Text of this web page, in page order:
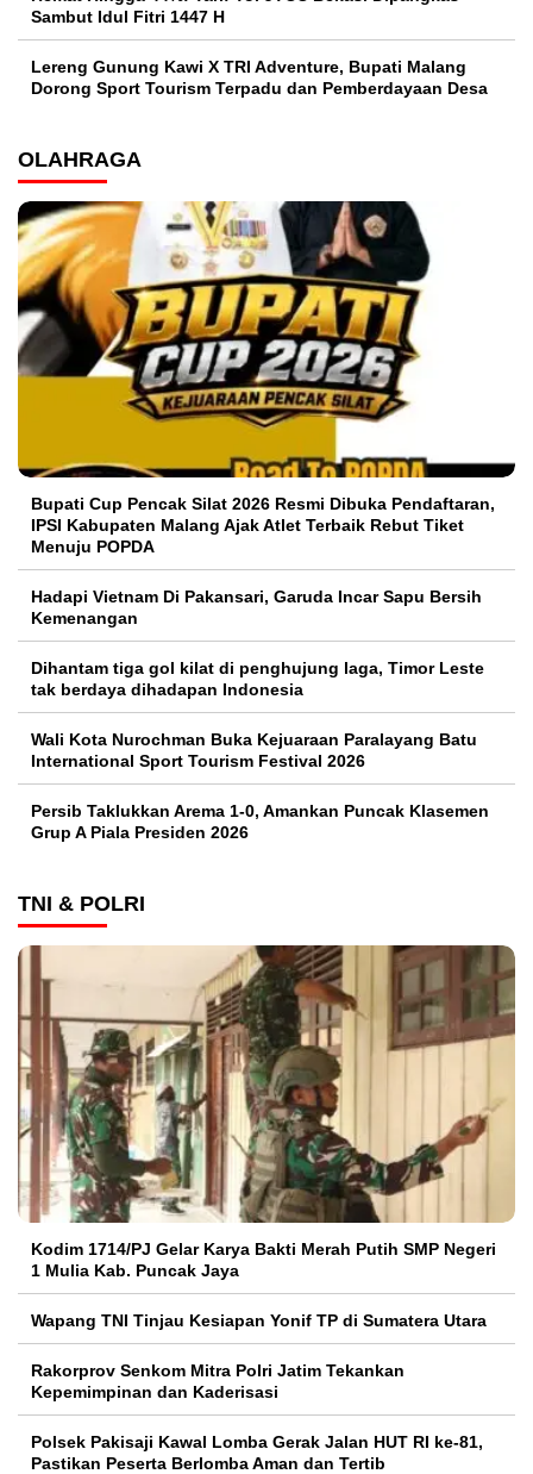
Sambut Idul Fitri 1447 H
Lereng Gunung Kawi X TRI Adventure, Bupati Malang
Dorong Sport Tourism Terpadu dan Pemberdayaan Desa
OLAHRAGA
Bupati Cup Pencak Silat 2026 Resmi Dibuka Pendaftaran,
IPSI Kabupaten Malang Ajak Atlet Terbaik Rebut Tiket
Menuju POPDA
Hadapi Vietnam Di Pakansari, Garuda Incar Sapu Bersih
Kemenangan
Dihantam tiga gol kilat di penghujung laga, Timor Leste
tak berdaya dihadapan Indonesia
Wali Kota Nurochman Buka Kejuaraan Paralayang Batu
International Sport Tourism Festival 2026
Persib Taklukkan Arema 1-0, Amankan Puncak Klasemen
Grup A Piala Presiden 2026
TNI & POLRI
Kodim 1714/PJ Gelar Karya Bakti Merah Putih SMP Negeri
1 Mulia Kab. Puncak Jaya
Wapang TNI Tinjau Kesiapan Yonif TP di Sumatera Utara
Rakorprov Senkom Mitra Polri Jatim Tekankan
Kepemimpinan dan Kaderisasi
Polsek Pakisaji Kawal Lomba Gerak Jalan HUT RI ke-81,
Pastikan Peserta Berlomba Aman dan Tertib